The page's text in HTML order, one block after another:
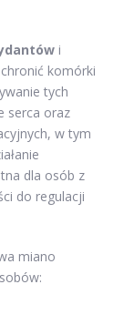
i
komórki
tych
serca oraz
w tym
dla osób z
do regulacji
miano